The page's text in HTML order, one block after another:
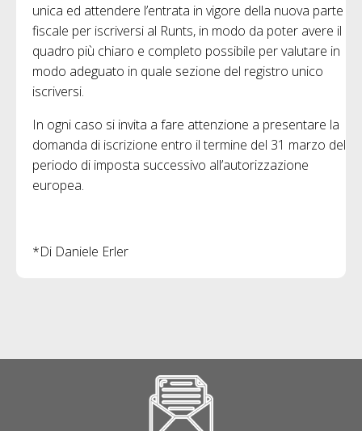
unica ed attendere l’entrata in vigore della nuova parte
fiscale per iscriversi al Runts, in modo da poter avere il
quadro più chiaro e completo possibile per valutare in
modo adeguato in quale sezione del registro unico
iscriversi.
In ogni caso si invita a fare attenzione a presentare la
domanda di iscrizione entro il termine del 31 marzo del
periodo di imposta successivo all’autorizzazione
europea.
*Di Daniele Erler